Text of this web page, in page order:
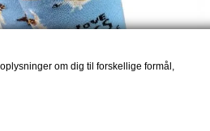
om dig til forskellige formål,